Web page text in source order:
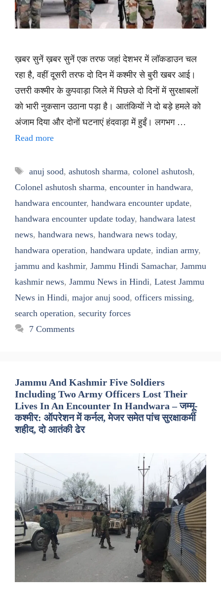
ख़बर सुनें ख़बर सुनें एक तरफ जहां देशभर में लॉकडाउन चल
रहा है, वहीं दूसरी तरफ दो दिन में कश्मीर से बुरी खबर आई।
उत्तरी कश्मीर के कुपवाड़ा जिले में पिछले दो दिनों में सुरक्षाबलों
को भारी नुकसान उठाना पड़ा है। आतंकियों ने दो बड़े हमले को
अंजाम दिया और दोनों घटनाएं हंदवाड़ा में हुईं। लगभग …
Read more
Tags
anuj sood, ashutosh sharma, colonel ashutosh,
Colonel ashutosh sharma, encounter in handwara,
handwara encounter, handwara encounter update,
handwara encounter update today, handwara latest
news, handwara news, handwara news today,
handwara operation, handwara update, indian army,
jammu and kashmir, Jammu Hindi Samachar, Jammu
kashmir news, Jammu News in Hindi, Latest Jammu
News in Hindi, major anuj sood, officers missing,
search operation, security forces
7 Comments
Jammu And Kashmir Five Soldiers
Including Two Army Officers Lost Their
Lives In An Encounter In Handwara – जम्मू-
कश्मीर: ऑपरेशन में कर्नल, मेजर समेत पांच सुरक्षाकर्मी
शहीद, दो आतंकी ढेर